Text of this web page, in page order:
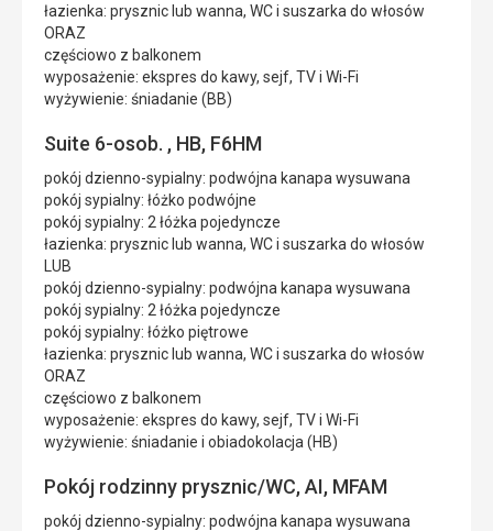
łazienka: prysznic lub wanna, WC i suszarka do włosów
ORAZ
częściowo z balkonem
wyposażenie: ekspres do kawy, sejf, TV i Wi-Fi
wyżywienie: śniadanie (BB)
Suite 6-osob. , HB, F6HM
pokój dzienno-sypialny: podwójna kanapa wysuwana
pokój sypialny: łóżko podwójne
pokój sypialny: 2 łóżka pojedyncze
łazienka: prysznic lub wanna, WC i suszarka do włosów
LUB
pokój dzienno-sypialny: podwójna kanapa wysuwana
pokój sypialny: 2 łóżka pojedyncze
pokój sypialny: łóżko piętrowe
łazienka: prysznic lub wanna, WC i suszarka do włosów
ORAZ
częściowo z balkonem
wyposażenie: ekspres do kawy, sejf, TV i Wi-Fi
wyżywienie: śniadanie i obiadokolacja (HB)
Pokój rodzinny prysznic/WC, AI, MFAM
pokój dzienno-sypialny: podwójna kanapa wysuwana